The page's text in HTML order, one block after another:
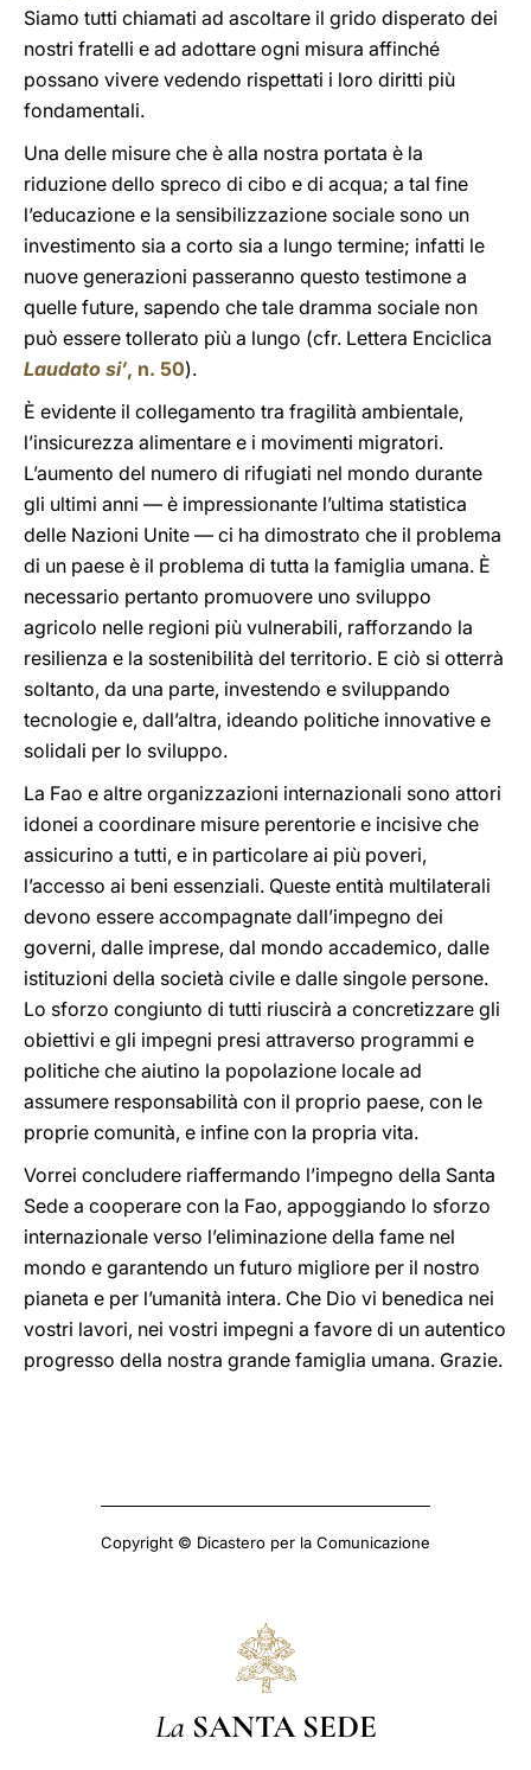
Siamo tutti chiamati ad ascoltare il grido disperato dei
nostri fratelli e ad adottare ogni misura affinché
possano vivere vedendo rispettati i loro diritti più
fondamentali.
Una delle misure che è alla nostra portata è la
riduzione dello spreco di cibo e di acqua; a tal fine
l’educazione e la sensibilizzazione sociale sono un
investimento sia a corto sia a lungo termine; infatti le
nuove generazioni passeranno questo testimone a
quelle future, sapendo che tale dramma sociale non
può essere tollerato più a lungo (cfr. Lettera Enciclica
Laudato si’, n. 50).
È evidente il collegamento tra fragilità ambientale,
l’insicurezza alimentare e i movimenti migratori.
L’aumento del numero di rifugiati nel mondo durante
gli ultimi anni — è impressionante l’ultima statistica
delle Nazioni Unite — ci ha dimostrato che il problema
di un paese è il problema di tutta la famiglia umana. È
necessario pertanto promuovere uno sviluppo
agricolo nelle regioni più vulnerabili, rafforzando la
resilienza e la sostenibilità del territorio. E ciò si otterrà
soltanto, da una parte, investendo e sviluppando
tecnologie e, dall’altra, ideando politiche innovative e
solidali per lo sviluppo.
La Fao e altre organizzazioni internazionali sono attori
idonei a coordinare misure perentorie e incisive che
assicurino a tutti, e in particolare ai più poveri,
l’accesso ai beni essenziali. Queste entità multilaterali
devono essere accompagnate dall’impegno dei
governi, dalle imprese, dal mondo accademico, dalle
istituzioni della società civile e dalle singole persone.
Lo sforzo congiunto di tutti riuscirà a concretizzare gli
obiettivi e gli impegni presi attraverso programmi e
politiche che aiutino la popolazione locale ad
assumere responsabilità con il proprio paese, con le
proprie comunità, e infine con la propria vita.
Vorrei concludere riaffermando l’impegno della Santa
Sede a cooperare con la Fao, appoggiando lo sforzo
internazionale verso l’eliminazione della fame nel
mondo e garantendo un futuro migliore per il nostro
pianeta e per l’umanità intera. Che Dio vi benedica nei
vostri lavori, nei vostri impegni a favore di un autentico
progresso della nostra grande famiglia umana. Grazie.
Copyright © Dicastero per la Comunicazione
La SANTA SEDE